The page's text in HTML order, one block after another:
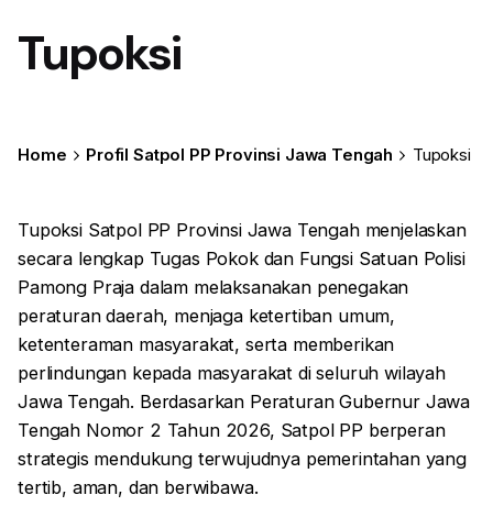
Tupoksi
Home Profil Satpol PP Provinsi Jawa Tengah Tupoksi
Tupoksi Satpol PP Provinsi Jawa Tengah menjelaskan
secara lengkap Tugas Pokok dan Fungsi Satuan Polisi
Pamong Praja dalam melaksanakan penegakan
peraturan daerah, menjaga ketertiban umum,
ketenteraman masyarakat, serta memberikan
perlindungan kepada masyarakat di seluruh wilayah
Jawa Tengah. Berdasarkan Peraturan Gubernur Jawa
Tengah Nomor 2 Tahun 2026, Satpol PP berperan
strategis mendukung terwujudnya pemerintahan yang
tertib, aman, dan berwibawa.